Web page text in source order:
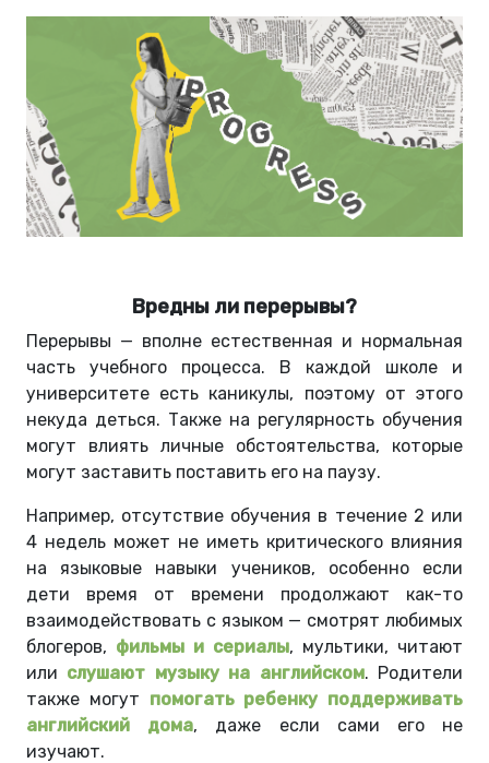
Вредны ли перерывы?
Перерывы — вполне естественная и нормальная
часть учебного процесса. В каждой школе и
университете есть каникулы, поэтому от этого
некуда деться. Также на регулярность обучения
могут влиять личные обстоятельства, которые
могут заставить поставить его на паузу.
Например, отсутствие обучения в течение 2 или
4 недель может не иметь критического влияния
на языковые навыки учеников, особенно если
дети время от времени продолжают как-то
взаимодействовать с языком — смотрят любимых
блогеров, фильмы и сериалы, мультики, читают
или слушают музыку на английском. Родители
также могут помогать ребенку поддерживать
английский дома, даже если сами его не
изучают.